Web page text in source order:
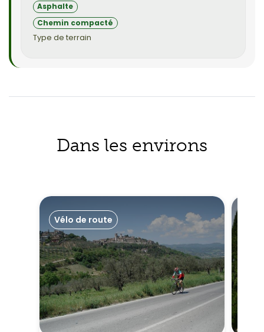
Asphalte
Chemin compacté
Type de terrain
Dans les environs
Vélo de route